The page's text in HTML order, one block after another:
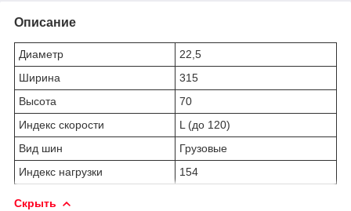
Описание
Диаметр
22,5
Ширина
315
Высота
70
Индекс скорости
L (до 120)
Вид шин
Грузовые
Индекс нагрузки
154
Скрыть